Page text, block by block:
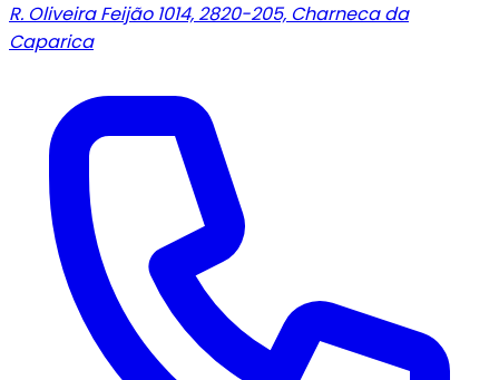
R. Oliveira Feijão 1014, 2820-205, Charneca da
Caparica